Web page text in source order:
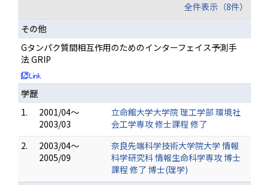
全件表示（8件）
その他
Gタンパク質間相互作用のためのインターフェイス予測手
法 GRIP
学歴
1.
2001/04～
2003/03
立命館大学大学院 理工学部 環境社
会工学専攻 修士課程 修了
2.
2003/04～
2005/09
奈良先端科学技術大学院大学 情報
科学研究科 情報生命科学専攻 博士
課程 修了 博士(理学)